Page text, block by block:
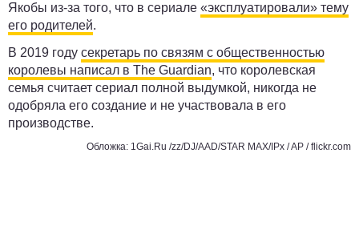
Якобы из-за того, что в сериале «эксплуатировали» тему
его родителей.
В 2019 году секретарь по связям с общественностью
королевы написал в The Guardian, что королевская
семья считает сериал полной выдумкой, никогда не
одобряла его создание и не участвовала в его
производстве.
Обложка: 1Gai.Ru /zz/DJ/AAD/STAR MAX/IPx / AP / flickr.com